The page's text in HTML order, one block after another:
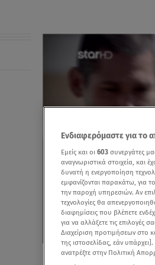
Δείτε
Ενδιαφερόμαστε για το
Εμείς και οι 603 συνεργάτες
αναγνωριστικά στοιχεία,
δυνατή η ενεργοποίηση
εμφανίζονται παρακάτω, για
την παροχή υπηρεσιών. Αν
τεχνολογίες θα
διαφημίσεις που βλέπετε
για να αλλάξετε τις
Διαχείριση προτιμήσεων στο
της ιστοσελίδας, εάν
ανατρέξτε στην Πολιτική